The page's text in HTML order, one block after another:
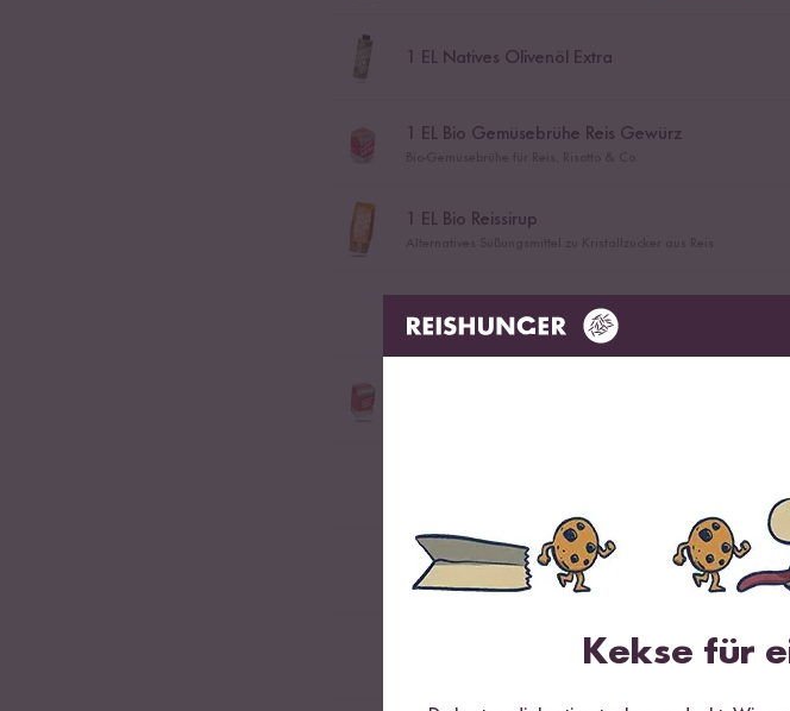
1 EL Natives Olivenöl Extra
1 EL Bio Gemüsebrühe Reis Gewürz
1 EL Bio Reissirup
1EL Bio Kokosöl
650ml Wasser
Kekse für